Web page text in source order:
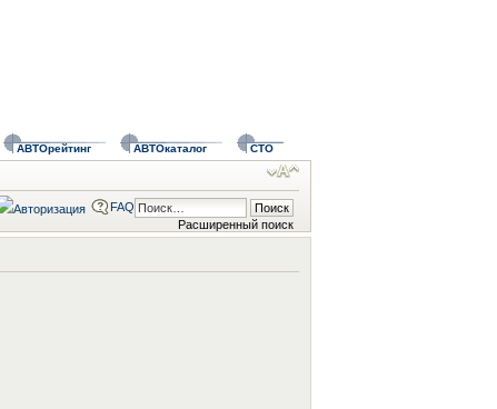
АВТОрейтинг АВТОкаталог СТО
Расширенный поиск
FAQ